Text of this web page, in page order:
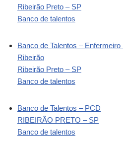
Ribeirão Preto – SP
Banco de talentos
Banco de Talentos –
Ribeirão
Ribeirão Preto – SP
Banco de talentos
Banco de Talentos – PCD
RIBEIRÃO PRETO – SP
Banco de talentos